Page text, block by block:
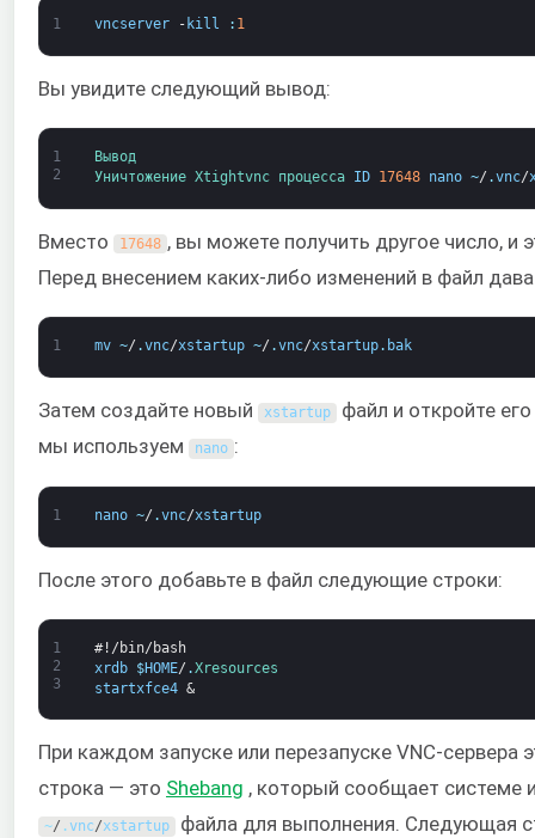
1 vncserver - kill : 1
Вы увидите следующий вывод:
1
2
Вывод
Уничтожение Xtightvnc процесса ID 17648 nano ~/ .vnc/
Вместо 17648 , вы можете получить другое число,
Перед внесением каких-либо изменений в файл
1 mv ~/ .vnc/xstartup ~/ .vnc/xstartup. bak
Затем создайте новый xstartup файл и откройте
мы используем
nano :
1 nano ~/ .vnc/xstartup
После этого добавьте в файл следующие строки:
1
2
3
#!/bin/bash
xrdb
$HOME/ .Xresources
startxfce4 &
При каждом запуске или перезапуске VNC-
строка — это Shebang , который сообщает системе
~/ .vnc/xstartup файла для выполнения. Следующая